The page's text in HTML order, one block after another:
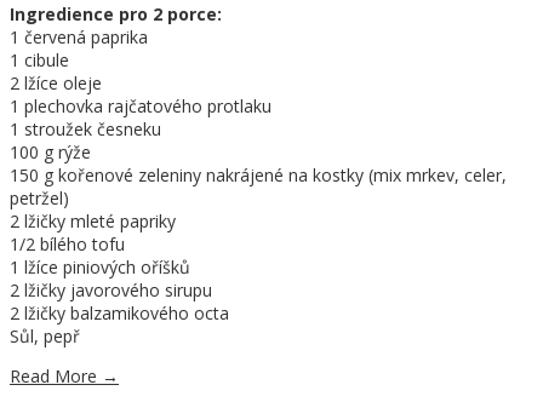
Ingredience pro 2 porce:
1 červená paprika
1 cibule
2 lžíce oleje
1 plechovka rajčatového protlaku
1 stroužek česneku
100 g rýže
150 g kořenové zeleniny nakrájené na kostky (mix mrkev, celer,
petržel)
2 lžičky mleté papriky
1/2 bílého tofu
1 lžíce piniových oříšků
2 lžičky javorového sirupu
2 lžičky balzamikového octa
Sůl, pepř
Read More →